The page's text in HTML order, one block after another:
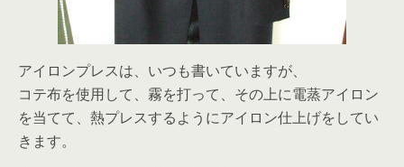
アイロンプレスは、いつも書いていますが、
コテ布を使用して、霧を打って、その上に電蒸アイロン
を当てて、熱プレスするようにアイロン仕上げをしてい
きます。